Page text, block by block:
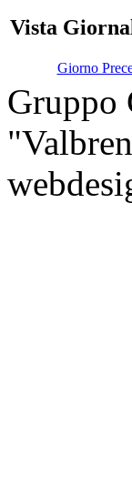
Vista
Giorno
Gruppo